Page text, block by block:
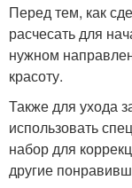
Перед тем, как
расчесать для
нужном
красоту.
Также для ухода
использовать
набор для
другие